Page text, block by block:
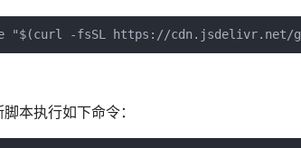
"$(curl -fsSL https://cdn.jsdelivr.net/
本执行如下命令：